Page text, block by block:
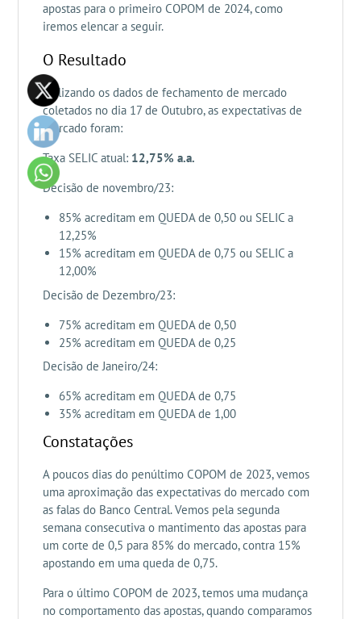
apostas para o primeiro COPOM de 2024, como
iremos elencar a seguir.
O Resultado
Utilizando os dados de fechamento de mercado
coletados no dia 17 de Outubro, as expectativas de
mercado foram:
Taxa SELIC atual: 12,75% a.a.
Decisão de novembro/23:
85% acreditam em QUEDA de 0,50 ou SELIC a
12,25%
15% acreditam em QUEDA de 0,75 ou SELIC a
12,00%
Decisão de Dezembro/23:
75% acreditam em QUEDA de 0,50
25% acreditam em QUEDA de 0,25
Decisão de Janeiro/24:
65% acreditam em QUEDA de 0,75
35% acreditam em QUEDA de 1,00
Constatações
A poucos dias do penúltimo COPOM de 2023, vemos
uma aproximação das expectativas do mercado com
as falas do Banco Central. Vemos pela segunda
semana consecutiva o mantimento das apostas para
um corte de 0,5 para 85% do mercado, contra 15%
apostando em uma queda de 0,75.
Para o último COPOM de 2023, temos uma mudança
no comportamento das apostas, quando comparamos